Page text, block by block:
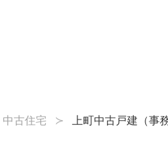
中古住宅 上町中古戸建（事